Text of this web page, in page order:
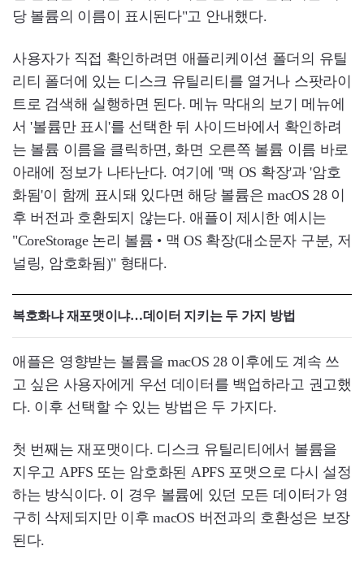
당 볼륨의 이름이 표시된다"고 안내했다.
사용자가 직접 확인하려면 애플리케이션 폴더의 유틸
리티 폴더에 있는 디스크 유틸리티를 열거나 스팟라이
트로 검색해 실행하면 된다. 메뉴 막대의 보기 메뉴에
서 '볼륨만 표시'를 선택한 뒤 사이드바에서 확인하려
는 볼륨 이름을 클릭하면, 화면 오른쪽 볼륨 이름 바로
아래에 정보가 나타난다. 여기에 '맥 OS 확장'과 '암호
화됨'이 함께 표시돼 있다면 해당 볼륨은 macOS 28 이
후 버전과 호환되지 않는다. 애플이 제시한 예시는
"CoreStorage 논리 볼륨 • 맥 OS 확장(대소문자 구분, 저
널링, 암호화됨)" 형태다.
복호화냐 재포맷이냐…데이터 지키는 두 가지 방법
애플은 영향받는 볼륨을 macOS 28 이후에도 계속 쓰
고 싶은 사용자에게 우선 데이터를 백업하라고 권고했
다. 이후 선택할 수 있는 방법은 두 가지다.
첫 번째는 재포맷이다. 디스크 유틸리티에서 볼륨을
지우고 APFS 또는 암호화된 APFS 포맷으로 다시 설정
하는 방식이다. 이 경우 볼륨에 있던 모든 데이터가 영
구히 삭제되지만 이후 macOS 버전과의 호환성은 보장
된다.